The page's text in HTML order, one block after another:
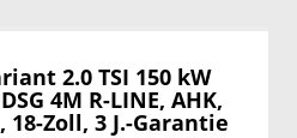
2.0 TSI 150 kW
4M R-LINE, AHK,
18-Zoll, 3 J.-Garantie